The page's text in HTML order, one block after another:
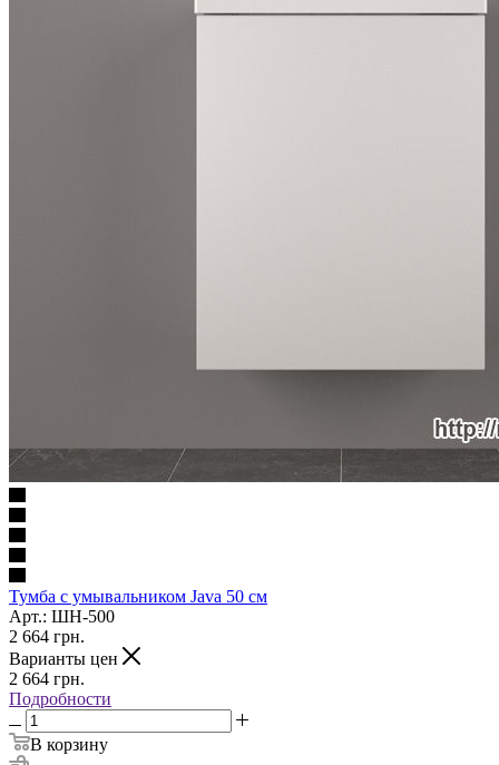
Тумба с умывальником Java 50 см
Арт.: ШН-500
2 664 грн.
Варианты цен
2 664 грн.
Подробности
В корзину